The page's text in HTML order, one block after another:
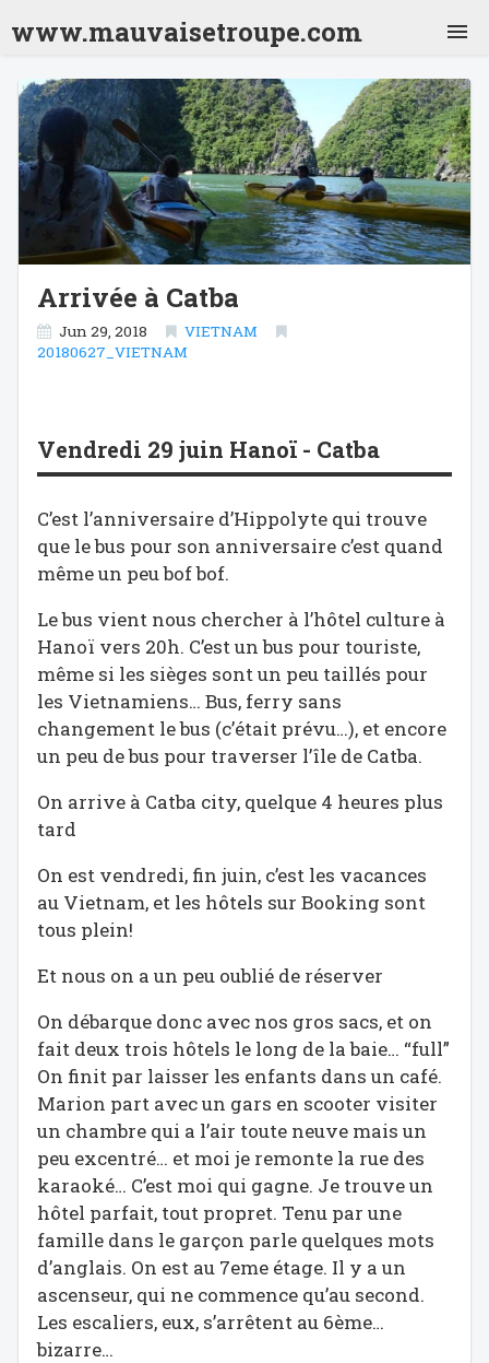
www.mauvaisetroupe.com
Inde 2001 (2)
Thailande 2001
Laos 2001
Vietnam 2001
Cambodge 2001
Thailande 2001 (2)
Japon 2001
Chili 2001
Argentine 2001
Bolivie 2001
Bresil 2001
Mexique 2001
Crête 2009
Turquie 2010
Sénégal 2012
Sri Lanka 2013
Arrivée à Catba
Jun 29, 2018
VIETNAM
20180627_VIETNAM
Vendredi 29 juin Hanoï - Catba
C’est l’anniversaire d’Hippolyte qui trouve
que le bus pour son anniversaire c’est quand
même un peu bof bof.
Le bus vient nous chercher à l’hôtel culture à
Hanoï vers 20h. C’est un bus pour touriste,
même si les sièges sont un peu taillés pour
les Vietnamiens… Bus, ferry sans
changement le bus (c’était prévu…), et encore
un peu de bus pour traverser l’île de Catba.
On arrive à Catba city, quelque 4 heures plus
tard
On est vendredi, fin juin, c’est les vacances
au Vietnam, et les hôtels sur Booking sont
tous plein!
Et nous on a un peu oublié de réserver
On débarque donc avec nos gros sacs, et on
fait deux trois hôtels le long de la baie… “full”
On finit par laisser les enfants dans un café.
Marion part avec un gars en scooter visiter
un chambre qui a l’air toute neuve mais un
peu excentré… et moi je remonte la rue des
karaoké… C’est moi qui gagne. Je trouve un
hôtel parfait, tout propret. Tenu par une
famille dans le garçon parle quelques mots
d’anglais. On est au 7eme étage. Il y a un
ascenseur, qui ne commence qu’au second.
Les escaliers, eux, s’arrêtent au 6ème…
bizarre…